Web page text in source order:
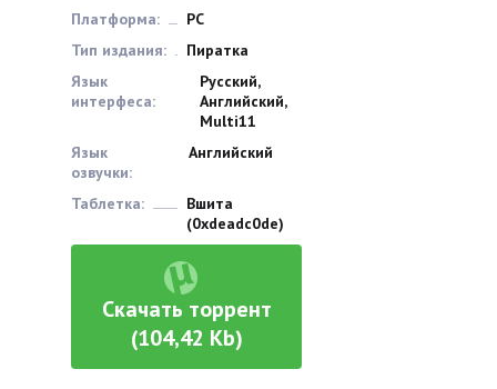
Платформа:
PC
Тип издания:
Пиратка
Язык
интерфеса:
Русский,
Английский,
Multi11
Язык
озвучки:
Английский
Таблетка:
Вшита
(0xdeadc0de)
Скачать торрент
(104,42 Kb)